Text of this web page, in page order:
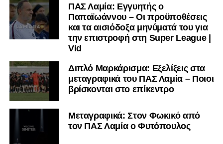
ΠΑΣ Λαμία: Εγγυητής ο
Παπαϊωάννου – Οι προϋποθέσεις
και τα αισιόδοξα μηνύματά του για
την επιστροφή στη Super League |
Vid
Διπλό Μαρκάρισμα: Εξελίξεις στα
μεταγραφικά του ΠΑΣ Λαμία – Ποιοι
βρίσκονται στο επίκεντρο
Μεταγραφικά: Στον Φωκικό από
τον ΠΑΣ Λαμία ο Φυτόπουλος